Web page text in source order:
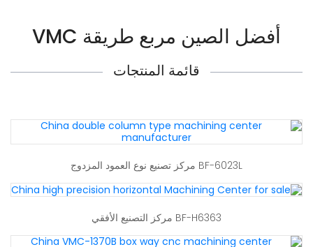
أفضل الصين مربع طريقة VMC
قائمة المنتجات
BF-6023L مركز تصنيع نوع العمود المزدوج
BF-H6363 مركز التصنيع الأفقي